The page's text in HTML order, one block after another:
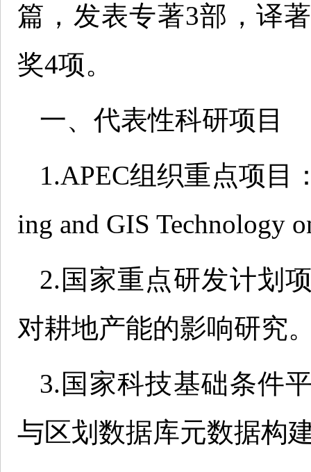
篇，发表专著3部，译
奖4项。
一、代表性科研项目
1.APEC组织重点项目
ing and GIS Technology
2.国家重点研发计划
对耕地产能的影响研究
3.国家科技基础条件
与区划数据库元数据构